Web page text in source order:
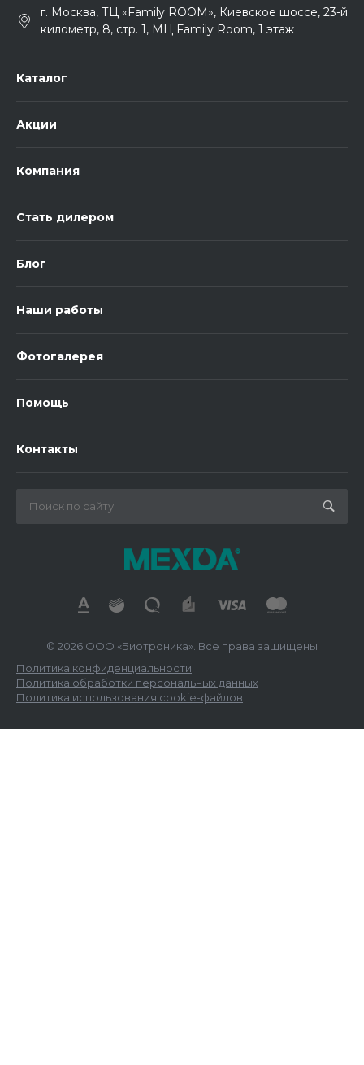
г. Москва, ТЦ «Family ROOM», Киевское шоссе, 23-й
километр, 8, стр. 1, МЦ Family Room, 1 этаж
Каталог
Акции
Компания
Стать дилером
Блог
Наши работы
Фотогалерея
Помощь
Контакты
© 2026 ООО «Биотроника». Все права защищены
Политика конфиденциальности
Политика обработки персональных данных
Политика использования cookie-файлов